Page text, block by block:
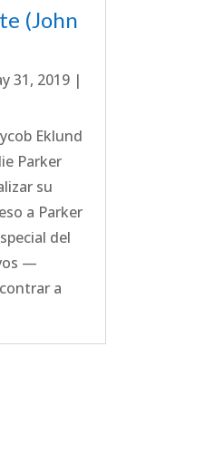
(John
31, 2019|
Eklund
Parker
su
a Parker
del
—
a